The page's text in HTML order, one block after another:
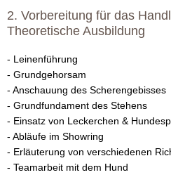
n
e
r
-
F
C
2. Vorbereitung für das
Theoretische Ausbildung
- Leinenführung
- Grundgehorsam
- Anschauung des Scherengebisses
- Grundfundament des Stehens
- Einsatz von Leckerchen &
- Abläufe im Showring
- Erläuterung von verschiedenen
- Teamarbeit mit dem Hund